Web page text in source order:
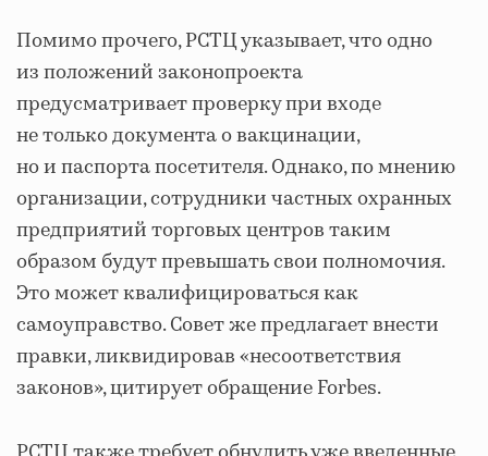
Помимо прочего, РСТЦ указывает, что одно
из положений законопроекта
предусматривает проверку при входе
не только документа о вакцинации,
но и паспорта посетителя. Однако, по мнению
организации, сотрудники частных охранных
предприятий торговых центров таким
образом будут превышать свои полномочия.
Это может квалифицироваться как
самоуправство. Совет же предлагает внести
правки, ликвидировав «несоответствия
законов», цитирует обращение Forbes.